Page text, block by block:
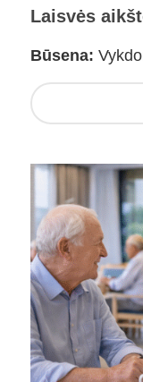
Laisvės
Būsena: